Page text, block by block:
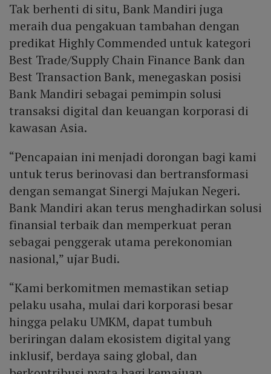
Tak berhenti di situ, Bank Mandiri juga
meraih dua pengakuan tambahan dengan
predikat Highly Commended untuk kategori
Best Trade/Supply Chain Finance Bank dan
Best Transaction Bank, menegaskan posisi
Bank Mandiri sebagai pemimpin solusi
transaksi digital dan keuangan korporasi di
kawasan Asia.
“Pencapaian ini menjadi dorongan bagi kami
untuk terus berinovasi dan bertransformasi
dengan semangat Sinergi Majukan Negeri.
Bank Mandiri akan terus menghadirkan solusi
finansial terbaik dan memperkuat peran
sebagai penggerak utama perekonomian
nasional,” ujar Budi.
“Kami berkomitmen memastikan setiap
pelaku usaha, mulai dari korporasi besar
hingga pelaku UMKM, dapat tumbuh
beriringan dalam ekosistem digital yang
inklusif, berdaya saing global, dan